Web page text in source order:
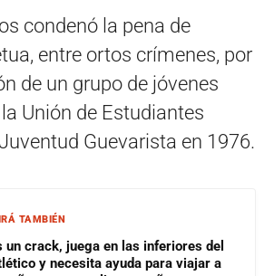
condenó la pena de
entre ortos crímenes, por
de un grupo de jóvenes
Unión de Estudiantes
Guevarista en 1976.
TAMBIÉN
un crack, juega en las inferiores del
y necesita ayuda para viajar a